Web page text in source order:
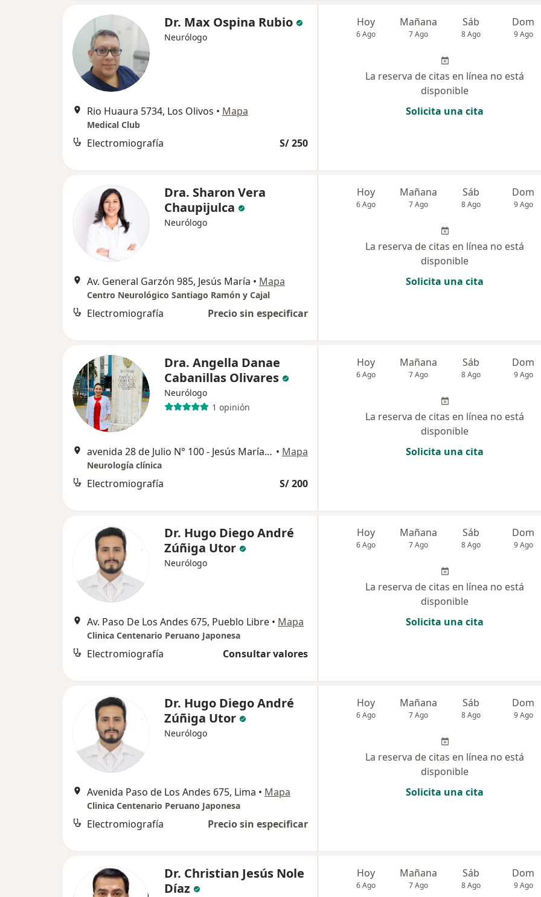
Dr. Max Ospina Rubio
Neurólogo
Rio Huaura 5734, Los Olivos • Mapa
Medical Club
Electromiografía S/ 250
Hoy
6 Ago
Mañana
7 Ago
Sáb
8 Ago
Dom
9 Ago
La reserva de citas en línea no está
disponible
Solicita una cita
Dra. Sharon Vera
Chaupijulca
Neurólogo
Av. General Garzón 985, Jesús María • Mapa
Centro Neurológico Santiago Ramón y Cajal
Electromiografía Precio sin especificar
Hoy
6 Ago
Mañana
7 Ago
Sáb
8 Ago
Dom
9 Ago
La reserva de citas en línea no está
disponible
Solicita una cita
Dra. Angella Danae
Cabanillas Olivares
Neurólogo
1 opinión
avenida 28 de Julio N° 100 - Jesús María, Lima • Mapa
Neurología clínica
Electromiografía S/ 200
Hoy
6 Ago
Mañana
7 Ago
Sáb
8 Ago
Dom
9 Ago
La reserva de citas en línea no está
disponible
Solicita una cita
Dr. Hugo Diego André
Zúñiga Utor
Neurólogo
Av. Paso De Los Andes 675, Pueblo Libre • Mapa
Clinica Centenario Peruano Japonesa
Electromiografía Consultar valores
Hoy
6 Ago
Mañana
7 Ago
Sáb
8 Ago
Dom
9 Ago
La reserva de citas en línea no está
disponible
Solicita una cita
Dr. Hugo Diego André
Zúñiga Utor
Neurólogo
Avenida Paso de Los Andes 675, Lima • Mapa
Clinica Centenario Peruano Japonesa
Electromiografía Precio sin especificar
Hoy
6 Ago
Mañana
7 Ago
Sáb
8 Ago
Dom
9 Ago
La reserva de citas en línea no está
disponible
Solicita una cita
Dr. Christian Jesús Nole
Díaz
Hoy
6 Ago
Mañana
7 Ago
Sáb
8 Ago
Dom
9 Ago